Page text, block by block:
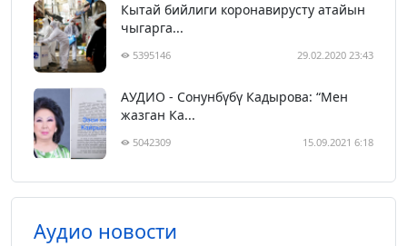
Кытай бийлиги коронавирусту атайын
чыгарга...
5395146 29.02.2020 23:43
АУДИО - Сонунбүбү Кадырова: “Мен
жазган Ка...
5042309 15.09.2021 6:18
Аудио новости